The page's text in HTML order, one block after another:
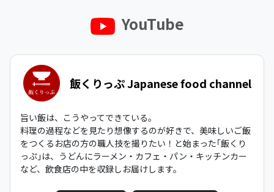
YouTube
飯くりっぷ Japanese food channel
旨い飯は、こうやってできている。
料理の過程などを見たり想像するのが好きで、美味しいご飯
をつくるお店の方の職人技を撮りたい！と始まった｢飯くり
っぷ｣は、うどんにラーメン・カフェ・パン・キッチンカー
など、飲食店の中を収録しお届けします。